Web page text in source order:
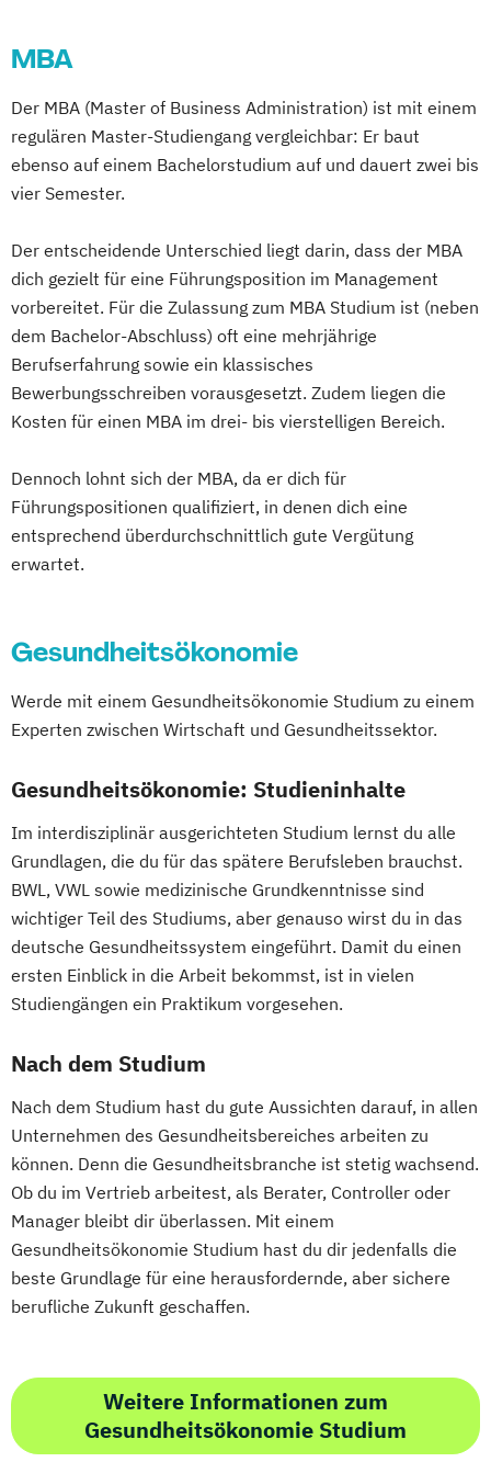
MBA
Der MBA (Master of Business Administration) ist mit einem
regulären Master-Studiengang vergleichbar: Er baut
ebenso auf einem Bachelorstudium auf und dauert zwei bis
vier Semester.
Der entscheidende Unterschied liegt darin, dass der MBA
dich gezielt für eine Führungsposition im Management
vorbereitet. Für die Zulassung zum MBA Studium ist (neben
dem Bachelor-Abschluss) oft eine mehrjährige
Berufserfahrung sowie ein klassisches
Bewerbungsschreiben vorausgesetzt. Zudem liegen die
Kosten für einen MBA im drei- bis vierstelligen Bereich.
Dennoch lohnt sich der MBA, da er dich für
Führungspositionen qualifiziert, in denen dich eine
entsprechend überdurchschnittlich gute Vergütung
erwartet.
Gesundheitsökonomie
Werde mit einem Gesundheitsökonomie Studium zu einem
Experten zwischen Wirtschaft und Gesundheitssektor.
Gesundheitsökonomie: Studieninhalte
Im interdisziplinär ausgerichteten Studium lernst du alle
Grundlagen, die du für das spätere Berufsleben brauchst.
BWL, VWL sowie medizinische Grundkenntnisse sind
wichtiger Teil des Studiums, aber genauso wirst du in das
deutsche Gesundheitssystem eingeführt. Damit du einen
ersten Einblick in die Arbeit bekommst, ist in vielen
Studiengängen ein Praktikum vorgesehen.
Nach dem Studium
Nach dem Studium hast du gute Aussichten darauf, in allen
Unternehmen des Gesundheitsbereiches arbeiten zu
können. Denn die Gesundheitsbranche ist stetig wachsend.
Ob du im Vertrieb arbeitest, als Berater, Controller oder
Manager bleibt dir überlassen. Mit einem
Gesundheitsökonomie Studium hast du dir jedenfalls die
beste Grundlage für eine herausfordernde, aber sichere
berufliche Zukunft geschaffen.
Weitere Informationen zum
Gesundheitsökonomie Studium